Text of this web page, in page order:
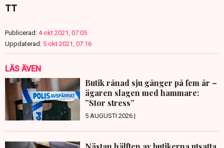
TT
Publicerad: 4 okt 2021, 07:05
Uppdaterad: 5 okt 2021, 07:16
LÄS ÄVEN
Butik rånad sju gånger på fem år –
ägaren slagen med hammare:
”Stor stress”
5 AUGUSTI 2026 |